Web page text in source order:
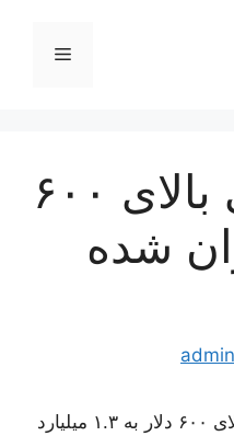
فهرست
چقدر گوشی بالای ۶۰۰
شده
واردات گوشی تلفن همراه بالای ۶۰۰ دلار به ۱.۳ میلیارد